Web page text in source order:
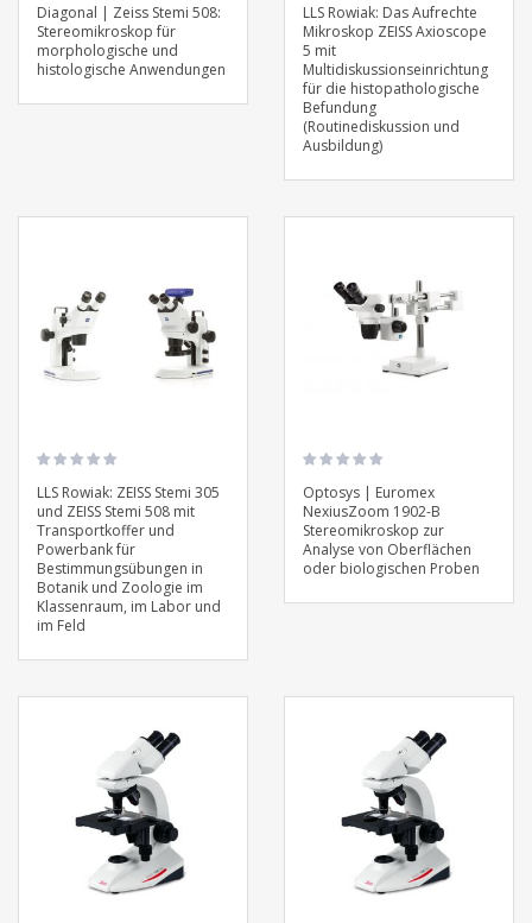
Diagonal | Zeiss Stemi 508:
Stereomikroskop für
morphologische und
histologische Anwendungen
LLS Rowiak: Das Aufrechte
Mikroskop ZEISS Axioscope
5 mit
Multidiskussionseinrichtung
für die histopathologische
Befundung
(Routinediskussion und
Ausbildung)
LLS Rowiak: ZEISS Stemi 305
und ZEISS Stemi 508 mit
Transportkoffer und
Powerbank für
Bestimmungsübungen in
Botanik und Zoologie im
Klassenraum, im Labor und
im Feld
Optosys | Euromex
NexiusZoom 1902-B
Stereomikroskop zur
Analyse von Oberflächen
oder biologischen Proben